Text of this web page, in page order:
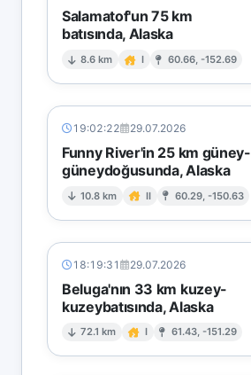
Salamatof'un 75 km
batısında, Alaska
8.6 km I 60.66, -152.69
19:02:22 29.07.2026
Funny River'in 25 km güney-
güneydoğusunda, Alaska
10.8 km II 60.29, -150.63
18:19:31 29.07.2026
Beluga'nın 33 km kuzey-
kuzeybatısında, Alaska
72.1 km I 61.43, -151.29